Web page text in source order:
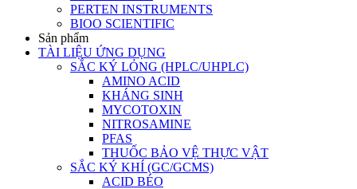
PERTEN INSTRUMENTS
BIOO SCIENTIFIC
Sản phẩm
TÀI LIỆU ỨNG DỤNG
SẮC KÝ LỎNG (HPLC/UHPLC)
AMINO ACID
KHÁNG SINH
MYCOTOXIN
NITROSAMINE
PFAS
THUỐC BẢO VỆ THỰC VẬT
SẮC KÝ KHÍ (GC/GCMS)
ACID BÉO